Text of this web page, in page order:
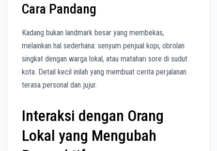
Cara Pandang
Kadang bukan landmark besar yang membekas,
melainkan hal sederhana: senyum penjual kopi, obrolan
singkat dengan warga lokal, atau matahari sore di sudut
kota. Detail kecil inilah yang membuat cerita perjalanan
terasa personal dan jujur.
Interaksi dengan Orang
Lokal yang Mengubah